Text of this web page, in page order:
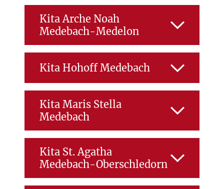
Sachbearbeitung
Funktion: allg.
Sachbearbeitung
ZUR EINRICHTUNG
Personal - Kita
Sachbearbeitung
Kita Arche Noah
Medebach-Medelon
ZUR EINRICHTUNG
Funktion:
Sachbearbeitung
Kita Hohoff Medebach
ZUR EINRICHTUNG
Personal - Kita
Funktion:allg.
Kita Maris Stella
Medebach
ZUR EINRICHTUNG
Personal - Kita
Kita St. Agatha
Medebach-Oberschledorn